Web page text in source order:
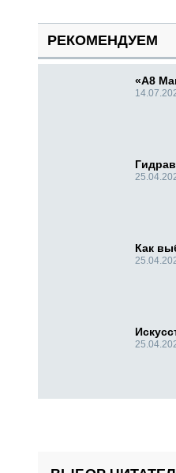
РЕКОМЕНДУЕМ
«А8
Как